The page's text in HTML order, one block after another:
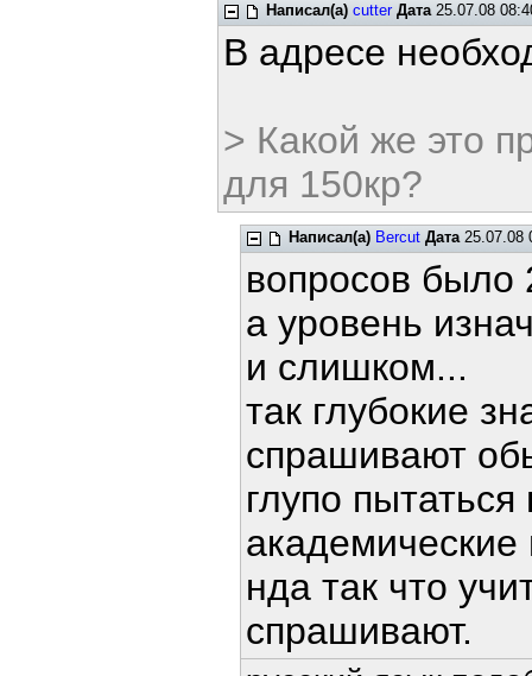
Написал(а) cutter Дата25.07.08
В адресе
> Какой же это
для 150кр?
Написал(а) Bercut Дата25.07.08
вопросов было
а уровень
и слишком...
так глубокие
спрашивают
глупо пытаться
академические
нда так что
спрашивают.